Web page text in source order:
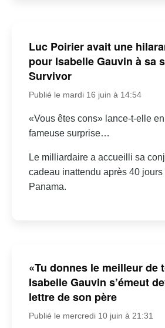
Luc Poirier avait une
pour Isabelle Gauvin à sa
Survivor
Publié le mardi 16 juin à 14:54
«Vous êtes cons» lance-t-elle
fameuse surprise…
Le milliardaire a accueilli sa
cadeau inattendu après 40 jours
Panama.
«Tu donnes le meilleur de
Isabelle Gauvin s’émeut
lettre de son père
Publié le mercredi 10 juin à 21:31